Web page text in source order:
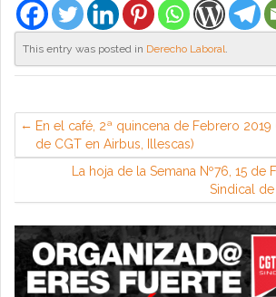
This entry was posted in Derecho Laboral.
En el café, 2ª quincena de Febrero 2019
de CGT en Airbus, Illescas)
La hoja de la Semana Nº76, 15 de
Sindical de